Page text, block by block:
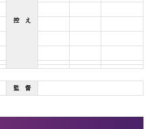
控 え
監 督